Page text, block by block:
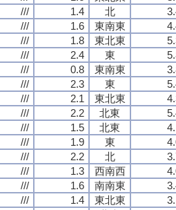
/// 1.4 北
/// 1.6 東南東
/// 1.8 東北東
/// 2.4 東
/// 0.8 東南東
/// 2.3 東
/// 2.1 東北東
/// 2.2 北東
/// 1.5 北東
/// 1.9 東
/// 2.2 北
/// 1.3 西南西
/// 1.6 南南東
/// 1.4 東北東